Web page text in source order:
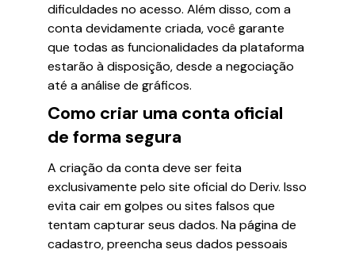
dificuldades no acesso. Além disso, com a
conta devidamente criada, você garante
que todas as funcionalidades da plataforma
estarão à disposição, desde a negociação
até a análise de gráficos.
Como criar uma conta oficial
de forma segura
A criação da conta deve ser feita
exclusivamente pelo site oficial do Deriv. Isso
evita cair em golpes ou sites falsos que
tentam capturar seus dados. Na página de
cadastro, preencha seus dados pessoais